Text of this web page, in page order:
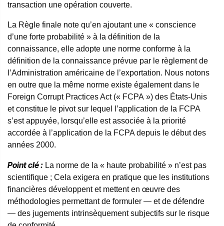
transaction une opération couverte.
La Règle finale note qu’en ajoutant une « conscience
d’une forte probabilité » à la définition de la
connaissance, elle adopte une norme conforme à la
définition de la connaissance prévue par le règlement de
l’Administration américaine de l’exportation. Nous notons
en outre que la même norme existe également dans le
Foreign Corrupt Practices Act (« FCPA ») des États-Unis
et constitue le pivot sur lequel l’application de la FCPA
s’est appuyée, lorsqu’elle est associée à la priorité
accordée à l’application de la FCPA depuis le début des
années 2000.
Point clé : La norme de la « haute probabilité » n’est pas
scientifique ; Cela exigera en pratique que les institutions
financières développent et mettent en œuvre des
méthodologies permettant de formuler — et de défendre
— des jugements intrinsèquement subjectifs sur le risque